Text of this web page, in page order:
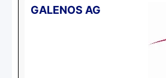
GALENOS AG